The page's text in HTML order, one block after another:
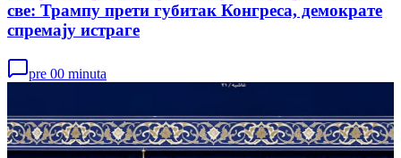
све: Трампу прети губитак Конгреса, демократе
спремају истраге
pre 00 minuta